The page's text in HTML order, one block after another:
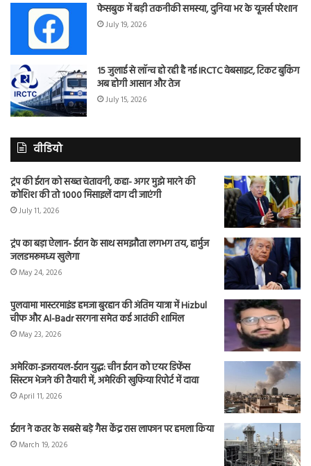
फेसबुक में बड़ी तकनीकी समस्या, दुनिया भर के यूजर्स परेशान
July 19, 2026
15 जुलाई से लॉन्च हो रही है नई IRCTC वेबसाइट, टिकट बुकिंग
अब होगी आसान और तेज
July 15, 2026
वीडियो
ट्रंप की ईरान को सख्त चेतावनी, कहा- अगर मुझे मारने की
कोशिश की तो 1000 मिसाइलें दाग दी जाएंगी
July 11, 2026
ट्रंप का बड़ा ऐलान- ईरान के साथ समझौता लगभग तय, हार्मुज
जलडमरूमध्य खुलेगा
May 24, 2026
पुलवामा मास्टरमाइंड हमजा बुरहान की अंतिम यात्रा में Hizbul
चीफ और Al-Badr सरगना समेत कई आतंकी शामिल
May 23, 2026
अमेरिका-इजरायल-ईरान युद्ध: चीन ईरान को एयर डिफेंस
सिस्टम भेजने की तैयारी में, अमेरिकी खुफिया रिपोर्ट में दावा
April 11, 2026
ईरान ने कतर के सबसे बड़े गैस केंद्र रास लाफान पर हमला किया
March 19, 2026